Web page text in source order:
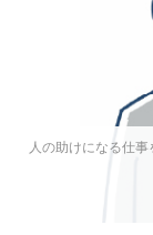
人の助けになる仕